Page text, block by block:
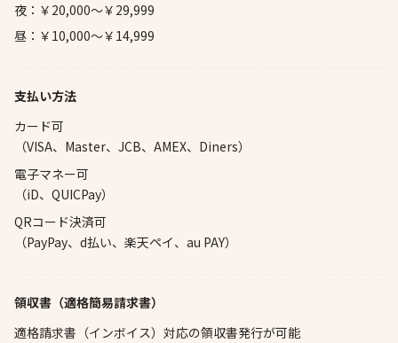
夜：￥20,000～￥29,999
昼：￥10,000～￥14,999
支払い方法
カード可
（VISA、Master、JCB、AMEX、Diners）
電子マネー可
（iD、QUICPay）
QRコード決済可
（PayPay、d払い、楽天ペイ、au PAY）
領収書（適格簡易請求書）
適格請求書（インボイス）対応の領収書発行が可能